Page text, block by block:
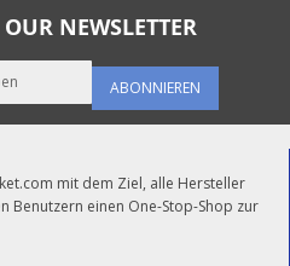
NEWSLETTER
ABONNIEREN
mit dem Ziel, alle Hersteller
Benutzern einen One-Stop-Shop zur